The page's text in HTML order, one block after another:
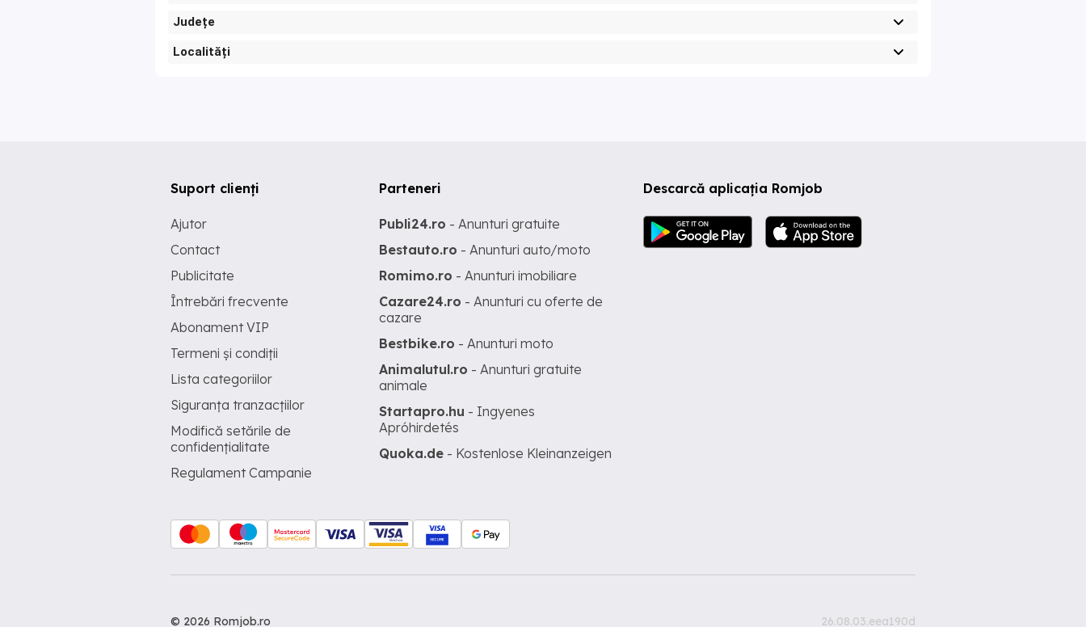
Județe
Localități
Descarcă aplicația Romjob
Suport clienți
Ajutor
Contact
Publicitate
Întrebări frecvente
Abonament VIP
Termeni și condiții
Lista categoriilor
Siguranța tranzacțiilor
Modifică setările de
confidențialitate
Regulament Campanie
Parteneri
Publi24.ro - Anunturi gratuite
Bestauto.ro - Anunturi auto/moto
Romimo.ro - Anunturi imobiliare
Cazare24.ro - Anunturi cu oferte de
cazare
Bestbike.ro - Anunturi moto
Animalutul.ro - Anunturi gratuite
animale
Startapro.hu - Ingyenes
Apróhirdetés
Quoka.de - Kostenlose Kleinanzeigen
© 2026 Romjob.ro 26.08.03.eea190d